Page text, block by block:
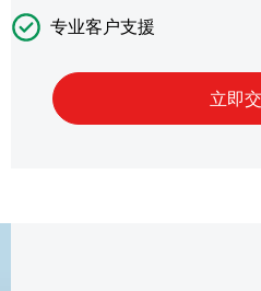
专业客户支援